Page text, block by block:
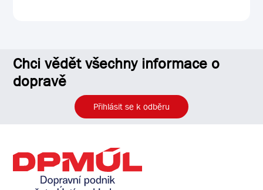
Chci vědět všechny informace o
dopravě
Přihlásit se k odběru